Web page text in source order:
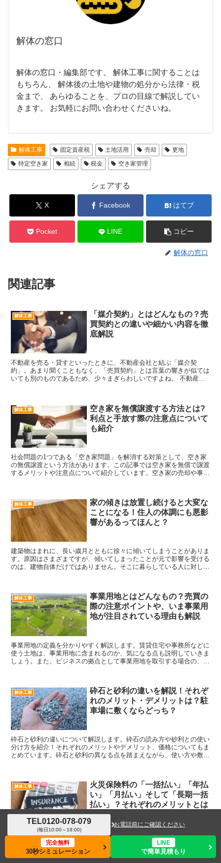
解体の窓口
解体の窓口・編集部です。 解体工事に関することは
もちろん、 解体後の土地や建物の処分から法律・税
金まで、 あらゆることを、プロの目線で解説してい
きます。 お気軽にお問い合わせくださいね。
解体工事 固定資産税 土地活用 売却
更地
特定空き家
相続 税金 空き家管理
シェアする
X Facebook はてブ
Pocket LINE コピー
解体の窓口
関連記事
解体工事
「媒介契約」とはどんなもの？売
買契約との違いや細かい内容を徹
底解説
不動産を売る・貸すといったときに、不動産会社と結ぶ「媒介契
約」。あまり聞くこともなく、「売買契約」とは言葉の響きが似ては
いても別のものであるため、少々まぎらわしいですよね。 不動産の
解体工事
空き家を無償譲渡する方法とは?
利点と手放す際の注意点について
も紹介
社会問題の1つである「空き家問題」を解消する対策として、空き家
の無償譲渡という方法があります。この記事では空き家を無償で譲渡
するメリットや注意点について紹介しています。空き家の売却や事業
解体工事
家の傾きは放置し続けると大変な
ことになる！住人の体調にも悪影
響があるってほんと？
建築物はまれに、長い歳月とともに徐々に傾いてしまうことがありま
す。原因はさまざまですが、傾いてしまったことが元で影響を受ける
のは、建物自体だけではありません。そこに暮らしている人に対して
解体工事
事業用地とはどんなもの？売買の
際の注意ポイントや、いま事業用
地が注目されている理由も解説
事業用地の定義を分かりやすく解説します。賃貸住宅や事務所などに
使う土地は、事業用地に含まれるのか、気になる点も説明していきま
しょう。また、ビジネスの拠点として事業用地を取引する場合の、留
解体工事
砕石と砂利の違いを解説！それぞ
れのメリット・デメリットは？駐
車場に敷くならどっち？
砕石と砂利の違いについて解説します。砕石の読み方や砂利との使い
分け方を紹介！それぞれのメリットやデメリット、価格についてもま
とめています。砕石と砂利の異なる点を踏まえながら、使い方や敷き
解体工事
火災保険料の「一括払い」「年払
い」「月払い」そして「長期一括
払い」？それぞれのメリットとは
賃貸住宅の契約時や新居の購入時に、不動産会社などから勧められる
がままに火災保険に入ったはいいけれど、支払い方法を改めて見直し
たい、ということもあるでしょう。 自分の加入している保険の補償
内容もよくわからないまま、また支払い方法によっては保険...
TEL0120-078-079
(毎日10:00～18:00)
お電話前にご確認ください
完全無料
30秒シミュレーション
LINE
で簡単見積もり
ホーム 検索 トップ